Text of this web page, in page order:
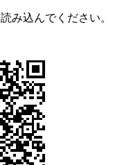
み込んでください。